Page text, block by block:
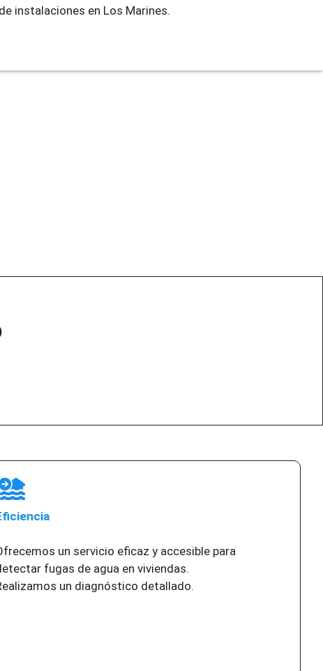
instalaciones en Los Marines.
un servicio eficaz y accesible para
fugas de agua en viviendas.
un diagnóstico detallado.